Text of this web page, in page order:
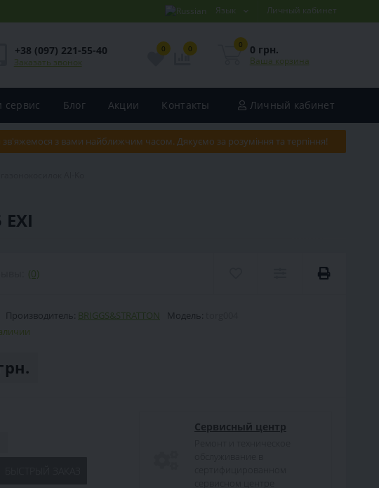
Язык Личный кабинет
+38 (097) 221-55-40
Заказать звонок
0 0 0 0 грн.
Ваша корзина
сервис Блог Акции Контакты Личный кабинет
з вами найближчим часом. Дякуємо за розуміння та терпіння!
(0)
Производитель: BRIGGS&STRATTON Модель:
Сервисный центр